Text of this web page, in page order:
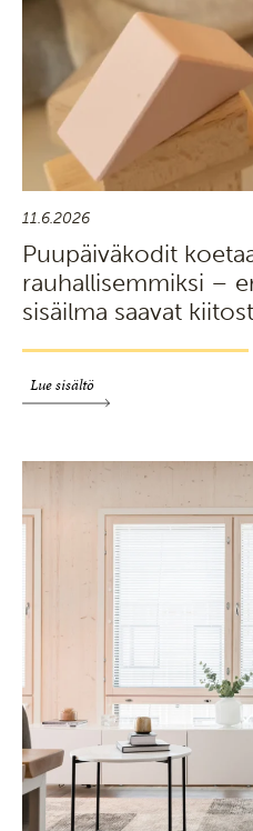
11.6.2026
Puupäiväkodit
rauhallisemmiksi –
sisäilma saavat
Lue sisältö